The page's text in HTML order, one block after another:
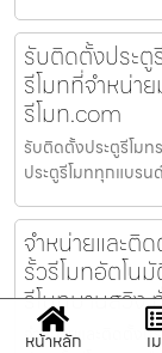
รับติดตั้งประตู
รีโมทที่จำหน่า
รีโมท.com
รับติดตั้งประตูรีโมท
ประตูรีโมททุกแบร
จำหน่ายและติ
รั้วรีโมทอัตโน
รีโมทบานสวิง
จำหน่ายและติดตั้งป
หน้าหลัก เ